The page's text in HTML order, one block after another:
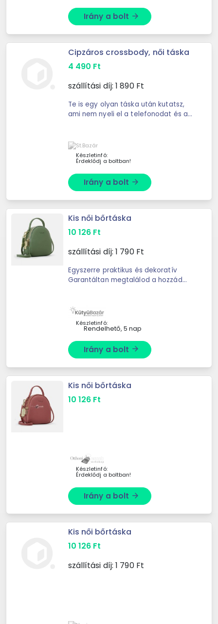
Irány a bolt arrow_forward
Cipzáros crossbody, női táska
4 490 Ft
szállítási díj: 1 890Ft
Te is egy olyan táska után kutatsz,
ami nem nyeli el a telefonodat és a
stílusos megjelenésű, de ...
Készletinfó:
Érdeklődj a boltban!
Irány a bolt arrow_forward
Kis női bőrtáska
10 126 Ft
szállítási díj: 1 790Ft
Egyszerre praktikus és dekoratív
Garantáltan megtalálod a hozzád
belefér, akár egy buliba mész, ...
Készletinfó:
Rendelhető, 5 nap
Irány a bolt arrow_forward
Kis női bőrtáska
10 126 Ft
Készletinfó:
Érdeklődj a boltban!
Irány a bolt arrow_forward
Kis női bőrtáska
10 126 Ft
szállítási díj: 1 790Ft